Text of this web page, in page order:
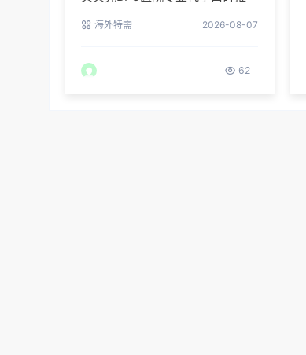
海外特需 2026-08-07
62